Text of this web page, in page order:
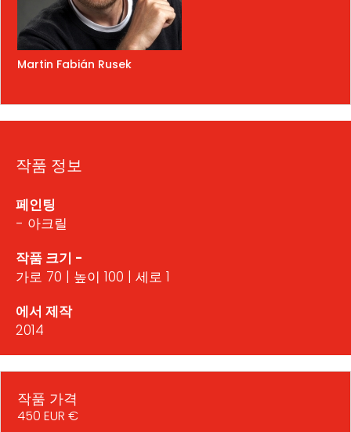
Martin Fabián Rusek
작품 정보
페인팅
- 아크릴
작품 크기 -
가로 70 | 높이 100 | 세로 1
에서 제작
2014
작품 가격
450 EUR €